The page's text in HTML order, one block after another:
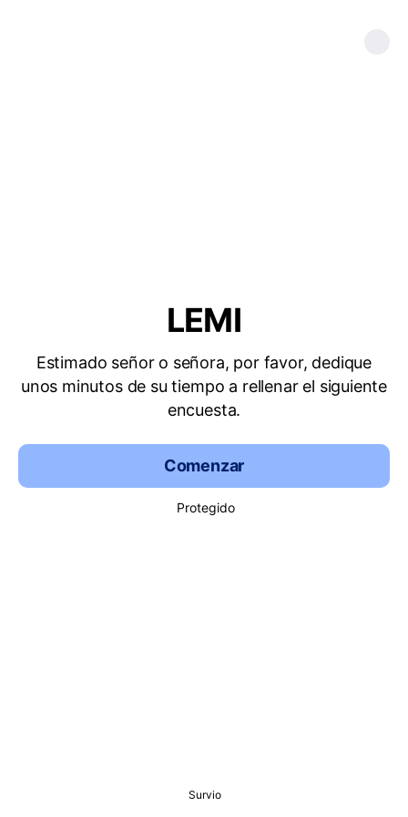
LEMI
Estimado señor o señora, por favor, dedique
unos minutos de su tiempo a rellenar el siguiente
encuesta.
Comenzar
Protegido
Survio